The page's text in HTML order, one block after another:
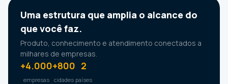
Uma estrutura que amplia o alcance do
que você faz.
Produto, conhecimento e atendimento conectados a
milhares de empresas.
+4.000
empresas
+800
cidades
2
países